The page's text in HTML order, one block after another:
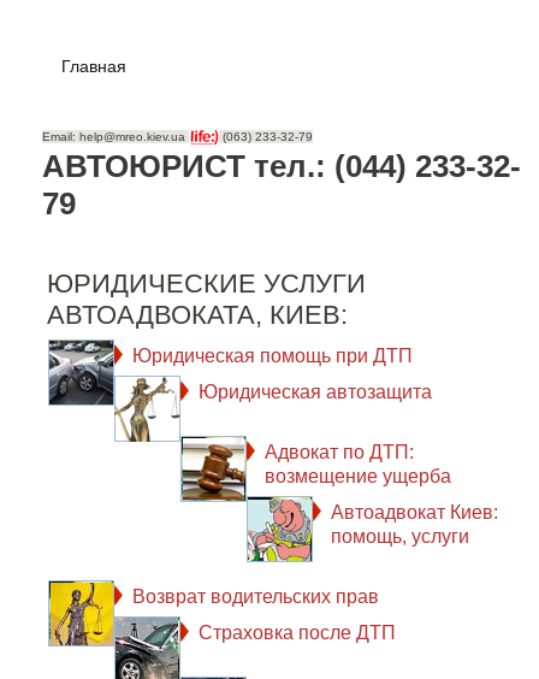
Главная
Email: help@mreo.kiev.ua (063) 233-32-79
АВТОЮРИСТ тел.: (044) 233-32-
79
ЮРИДИЧЕСКИЕ УСЛУГИ
АВТОАДВОКАТА, КИЕВ:
Юридическая помощь при ДТП
Юридическая автозащита
Адвокат по ДТП:
возмещение ущерба
Автоадвокат Киев:
помощь, услуги
Возврат водительских прав
Страховка после ДТП